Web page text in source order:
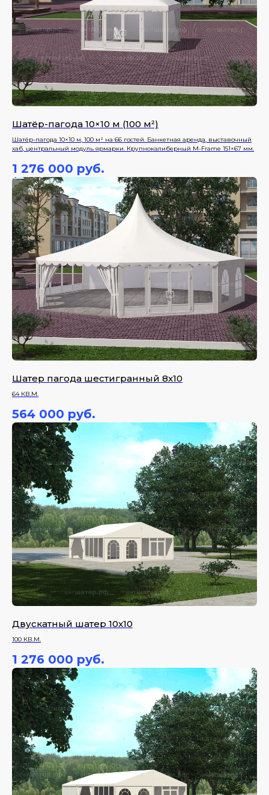
Шатёр-пагода 10×10 м (100 м²)
Шатёр-пагода 10×10 м, 100 м² на 66 гостей. Банкетная аренда, выставочный
хаб, центральный модуль ярмарки. Крупнокалиберный M-Frame 151×67 мм.
1 276 000 руб.
Шатер пагода шестигранный 8х10
64 КВ.М.
564 000 руб.
Двускатный шатер 10х10
100 КВ.М.
1 276 000 руб.